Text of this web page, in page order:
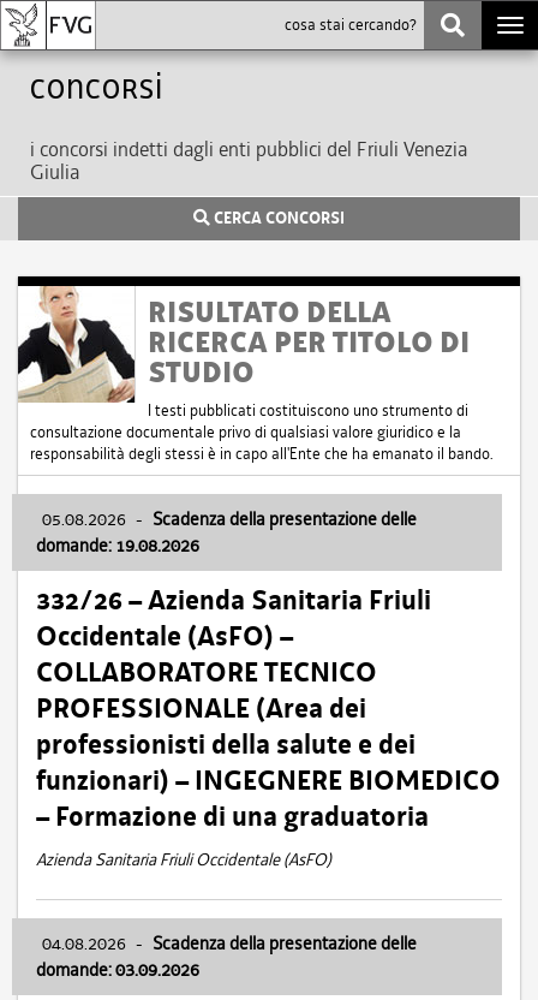
Concorsi
i concorsi indetti dagli enti pubblici del Friuli Venezia
Giulia
CERCA CONCORSI
RISULTATO DELLA
RICERCA PER TITOLO DI
STUDIO
I testi pubblicati costituiscono uno strumento di
consultazione documentale privo di qualsiasi valore giuridico e la
responsabilità degli stessi è in capo all'Ente che ha emanato il bando.
05.08.2026 - Scadenza della presentazione delle
domande: 19.08.2026
332/26 – Azienda Sanitaria Friuli
Occidentale (AsFO) –
COLLABORATORE TECNICO
PROFESSIONALE (Area dei
professionisti della salute e dei
funzionari) – INGEGNERE BIOMEDICO
– Formazione di una graduatoria
Azienda Sanitaria Friuli Occidentale (AsFO)
04.08.2026 - Scadenza della presentazione delle
domande: 03.09.2026